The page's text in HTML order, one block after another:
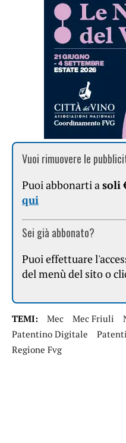
Vuoi rimuovere le
Puoi abbonarti asoli
qui
Sei già abbonato?
Puoi effettuare
del menù del sito o
TEMI: Mec Mec Friuli
Patentino Digitale
Regione Fvg